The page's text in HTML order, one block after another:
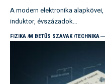
A modern elektronika
induktor, évszázadok…
FIZIKA M BETŰS SZAVAK TECHNIKA